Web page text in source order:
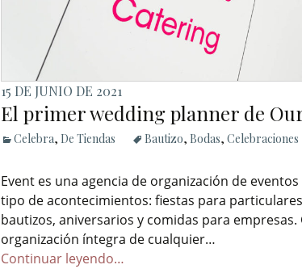
15 DE JUNIO DE 2021
El primer wedding planner de
Celebra, De Tiendas Bautizo, Bodas, Celebraciones
Event es una agencia de organización de
tipo de acontecimientos: fiestas para
bautizos, aniversarios y comidas para
organización íntegra de cualquier…
Continuar leyendo…